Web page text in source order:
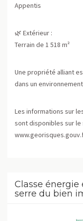
Appentis
🌿 Extérieur :
Terrain de 1 518 m²
Une propriété alliant
dans un
Les informations sur
sont disponibles sur le
Classe
serre du bien